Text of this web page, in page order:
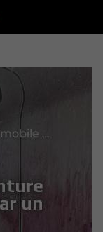
Les étapes d'une peinture automobile réussie par un professionnel
un